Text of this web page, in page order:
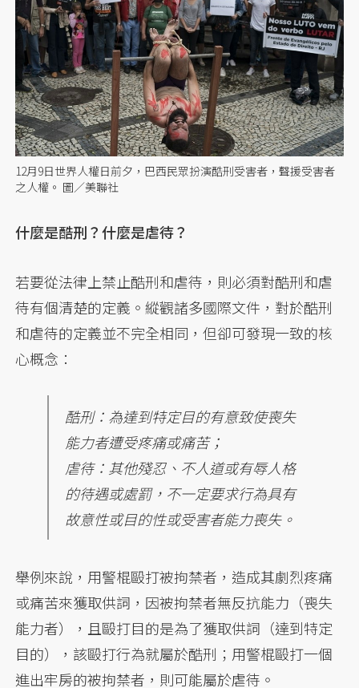
12月9日世界人權日前夕，巴西民眾扮演酷刑受害者，聲援受害者
之人權。 圖／美聯社
什麼是酷刑？什麼是虐待？
若要從法律上禁止酷刑和虐待，則必須對酷刑和虐
待有個清楚的定義。縱觀諸多國際文件，對於酷刑
和虐待的定義並不完全相同，但卻可發現一致的核
心概念：
酷刑：為達到特定目的有意致使喪失
能力者遭受疼痛或痛苦；
虐待：其他殘忍、不人道或有辱人格
的待遇或處罰，不一定要求行為具有
故意性或目的性或受害者能力喪失。
舉例來說，用警棍毆打被拘禁者，造成其劇烈疼痛
或痛苦來獲取供詞，因被拘禁者無反抗能力（喪失
能力者），且毆打目的是為了獲取供詞（達到特定
目的），該毆打行為就屬於酷刑；用警棍毆打一個
進出牢房的被拘禁者，則可能屬於虐待。